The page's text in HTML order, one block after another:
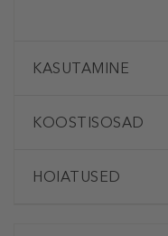
KASUTAMINE
KOOSTISOSAD
HOIATUSED